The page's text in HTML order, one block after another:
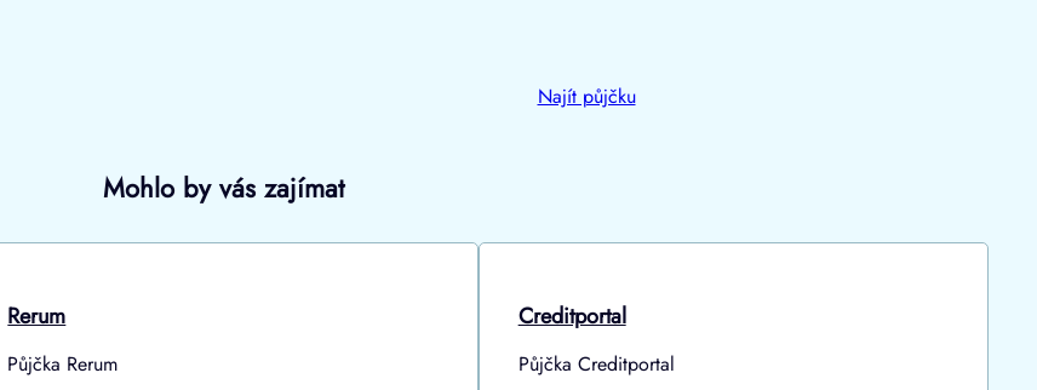
Najít půjčku
Mohlo by vás zajímat
Rerum
Půjčka Rerum
Creditportal
Půjčka Creditportal